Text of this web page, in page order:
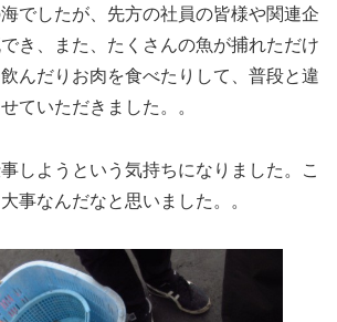
でしたが、先方の社員の皆様や関連企
き、また、たくさんの魚が捕れただけ
んだりお肉を食べたりして、普段と違
ていただきました。。
しようという気持ちになりました。こ
事なんだなと思いました。。